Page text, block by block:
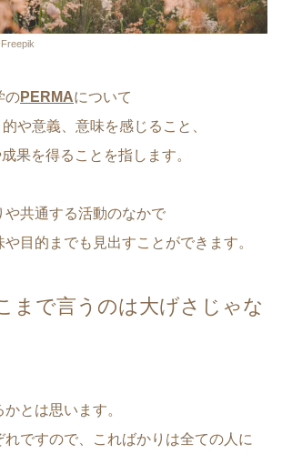
のPERMAについて
や意義、意味を感じること、
果を得ることを指します。
や共通する活動のなかで
目的までも見出すことができます。
まで言うのは大げさじゃな
とは思います。
れですので、こればかりは全ての人に